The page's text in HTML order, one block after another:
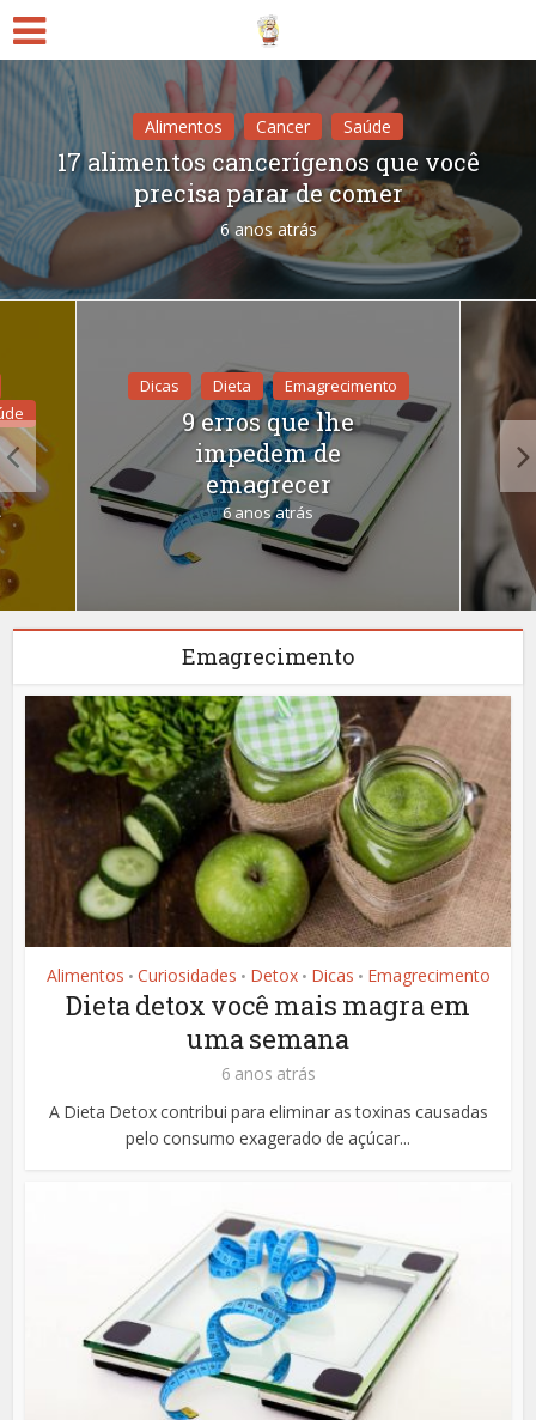
Alimentos Cancer Saúde
17 alimentos cancerígenos que você
precisa parar de comer
6 anos atrás
Dicas Dieta Emagrecimento
9 erros que lhe
impedem de
emagrecer
6 anos atrás
Emagrecimento
Alimentos • Curiosidades • Detox • Dicas • Emagrecimento
Dieta detox você mais magra em
uma semana
6 anos atrás
A Dieta Detox contribui para eliminar as toxinas causadas
pelo consumo exagerado de açúcar...